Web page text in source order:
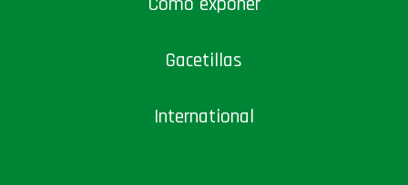
Gacetillas
International